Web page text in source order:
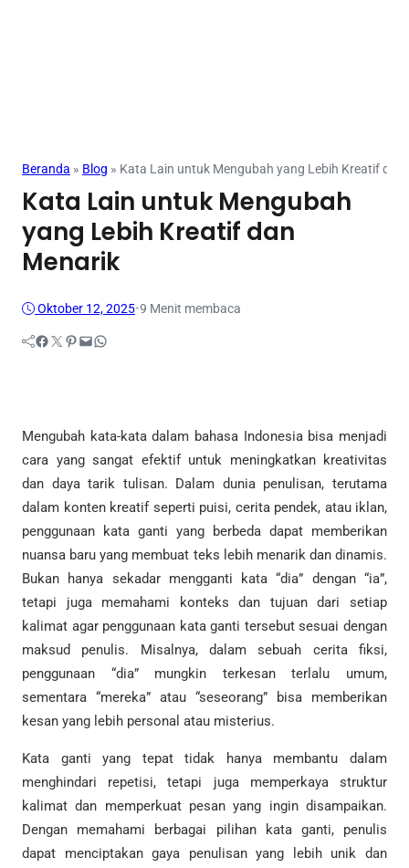
Beranda » Blog » Kata Lain untuk Mengubah yang Lebih Kreatif dan
Kata Lain untuk Mengubah
yang Lebih Kreatif dan
Menarik
Oktober 12, 2025•9 Menit membaca
Facebook Twitter Pinterest Mail WhatsApp
Mengubah kata-kata dalam bahasa Indonesia bisa menjadi
cara yang sangat efektif untuk meningkatkan kreativitas
dan daya tarik tulisan. Dalam dunia penulisan, terutama
dalam konten kreatif seperti puisi, cerita pendek, atau iklan,
penggunaan kata ganti yang berbeda dapat memberikan
nuansa baru yang membuat teks lebih menarik dan dinamis.
Bukan hanya sekadar mengganti kata “dia” dengan “ia”,
tetapi juga memahami konteks dan tujuan dari setiap
kalimat agar penggunaan kata ganti tersebut sesuai dengan
maksud penulis. Misalnya, dalam sebuah cerita fiksi,
penggunaan “dia” mungkin terkesan terlalu umum,
sementara “mereka” atau “seseorang” bisa memberikan
kesan yang lebih personal atau misterius.
Kata ganti yang tepat tidak hanya membantu dalam
menghindari repetisi, tetapi juga memperkaya struktur
kalimat dan memperkuat pesan yang ingin disampaikan.
Dengan memahami berbagai pilihan kata ganti, penulis
dapat menciptakan gaya penulisan yang lebih unik dan